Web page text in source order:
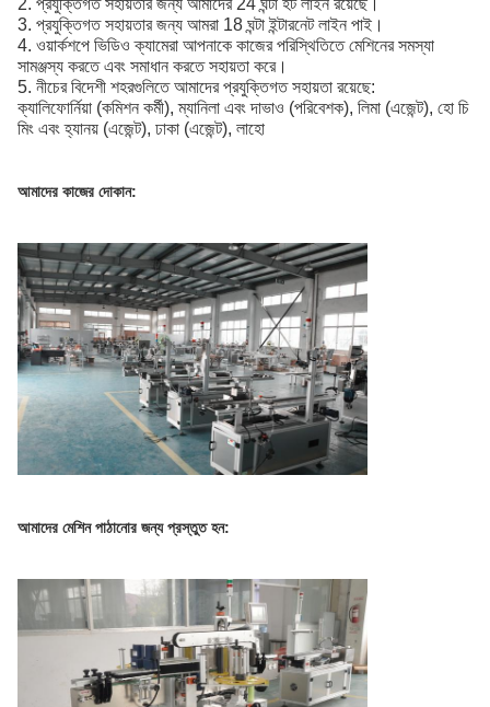
3. প্রযুক্তিগত সহায়তার জন্য আমরা 18 ঘন্টা ইন্টারনেট লাইন পাই।
4. ওয়ার্কশপে ভিডিও ক্যামেরা আপনাকে কাজের পরিস্থিতিতে মেশিনের সমস্যা
সামঞ্জস্য করতে এবং সমাধান করতে সহায়তা করে।
5. নীচের বিদেশী শহরগুলিতে আমাদের প্রযুক্তিগত সহায়তা রয়েছে:
ক্যালিফোর্নিয়া (কমিশন কর্মী), ম্যানিলা এবং দাভাও (পরিবেশক), লিমা (এজেন্ট), হো চি
মিং এবং হ্যানয় (এজেন্ট), ঢাকা (এজেন্ট), লাহো
আমাদের কাজের দোকান:
আমাদের মেশিন পাঠানোর জন্য প্রস্তুত হন: